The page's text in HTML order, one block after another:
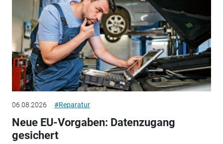
06.08.2026 #Reparatur
Neue EU-Vorgaben: Datenzugang
gesichert